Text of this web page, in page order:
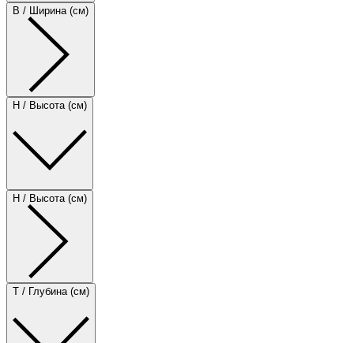
B / Ширина (см)
H / Высота (см)
H / Высота (см)
T / Глубина (см)